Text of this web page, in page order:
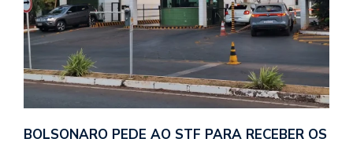
BOLSONARO PEDE AO STF PARA RECEBER OS